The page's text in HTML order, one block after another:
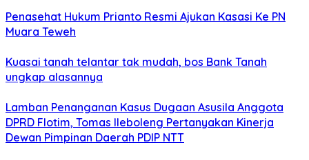
Penasehat Hukum Prianto Resmi Ajukan Kasasi Ke PN
Muara Teweh
Kuasai tanah telantar tak mudah, bos Bank Tanah
ungkap alasannya
Lamban Penanganan Kasus Dugaan Asusila Anggota
DPRD Flotim, Tomas Ileboleng Pertanyakan Kinerja
Dewan Pimpinan Daerah PDIP NTT